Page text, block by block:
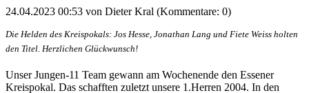
24.04.2023 00:53 von Dieter Kral (Kommentare: 0)
Die Helden des Kreispokals: Jos Hesse, Jonathan Lang und Fiete Weiss holten
den Titel. Herzlichen Glückwunsch!
Unser Jungen-11 Team gewann am Wochenende den Essener
Kreispokal. Das schafften zuletzt unsere 1.Herren 2004. In den